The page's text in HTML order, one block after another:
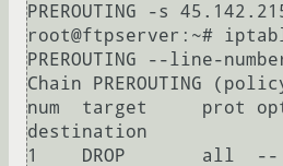
PREROUTING -s
root@ftpserver:~#
PREROUTING --line-
Chain PREROUTING
num  target     prot
destination
1    DROP       all  --